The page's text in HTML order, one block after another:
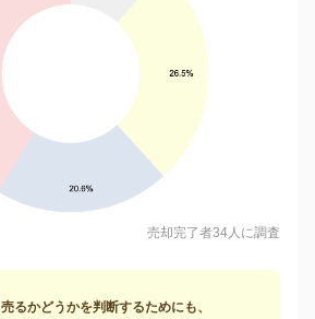
売却完了者34人に調査
売るかどうかを判断するためにも、